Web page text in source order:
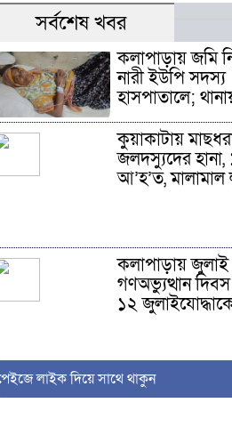
সর্বশেষ খবর
কলাপাড়ায় জমি
নারী ইউপি সদস্য
হাসপাতালে;
কুয়াকাটায়
জলদস্যুদের
আ’হ’ত, মালামাল
কলাপাড়ায় জুলাই
গণঅভ্যুত্থান
১২
আলীপুরে
লাইক দিয়ে সাথে থাকুন